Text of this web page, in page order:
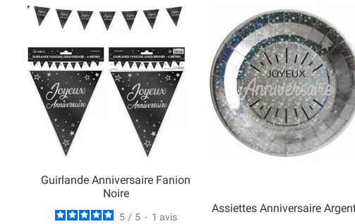
Guirlande Anniversaire Fanion
Noire
5 / 5 - 1 avis
Assiettes Anniversaire